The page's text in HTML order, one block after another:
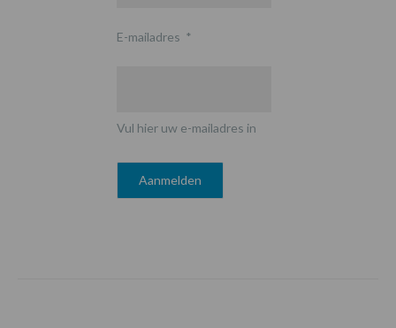
E-mailadres *
Vul hier uw e-mailadres in